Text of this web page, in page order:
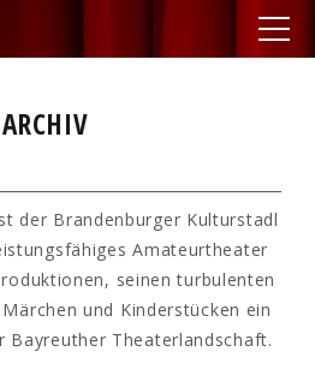
ARCHIV
der Brandenburger Kulturstadl
Amateurtheater
seinen turbulenten
und Kinderstücken ein
Bayreuther Theaterlandschaft.